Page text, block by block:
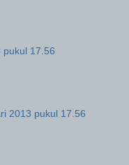
pukul 17.56
2013 pukul 17.56